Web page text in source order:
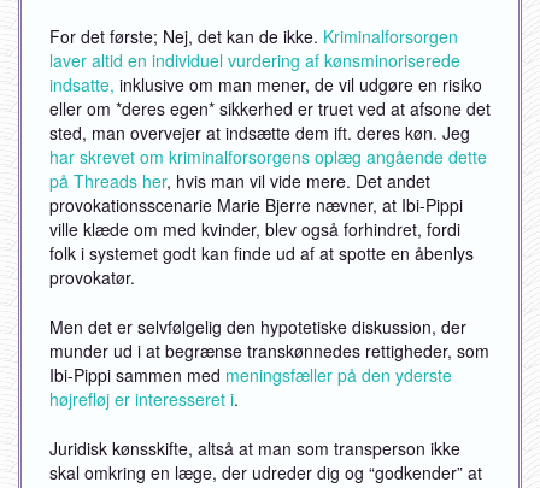
For det første; Nej, det kan de ikke. Kriminalforsorgen
laver altid en individuel vurdering af kønsminoriserede
indsatte, inklusive om man mener, de vil udgøre en risiko
eller om *deres egen* sikkerhed er truet ved at afsone det
sted, man overvejer at indsætte dem ift. deres køn. Jeg
har skrevet om kriminalforsorgens oplæg angående dette
på Threads her, hvis man vil vide mere. Det andet
provokationsscenarie Marie Bjerre nævner, at Ibi-Pippi
ville klæde om med kvinder, blev også forhindret, fordi
folk i systemet godt kan finde ud af at spotte en åbenlys
provokatør.
Men det er selvfølgelig den hypotetiske diskussion, der
munder ud i at begrænse transkønnedes rettigheder, som
Ibi-Pippi sammen med meningsfæller på den yderste
højrefløj er interesseret i.
Juridisk kønsskifte, altså at man som transperson ikke
skal omkring en læge, der udreder dig og “godkender” at